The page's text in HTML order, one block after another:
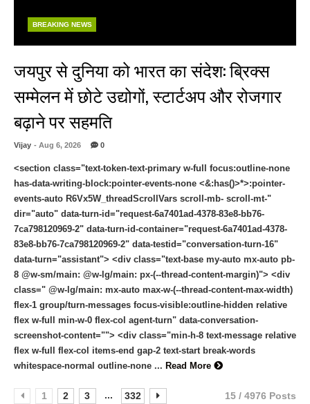
BREAKING NEWS
जयपुर से दुनिया को भारत का संदेश: ब्रिक्स
सम्मेलन में छोटे उद्योगों, स्टार्टअप और रोजगार
बढ़ाने पर सहमति
Vijay - Aug 6, 2026 0
<section class="text-token-text-primary w-full focus:outline-none
has-data-writing-block:pointer-events-none <&:has()>*>:pointer-
events-auto R6Vx5W_threadScrollVars scroll-mb- scroll-mt-"
dir="auto" data-turn-id="request-6a7401ad-4378-83e8-bb76-
7ca798120969-2" data-turn-id-container="request-6a7401ad-4378-
83e8-bb76-7ca798120969-2" data-testid="conversation-turn-16"
data-turn="assistant"> <div class="text-base my-auto mx-auto pb-
8 @w-sm/main: @w-lg/main: px-(--thread-content-margin)"> <div
class=" @w-lg/main: mx-auto max-w-(--thread-content-max-width)
flex-1 group/turn-messages focus-visible:outline-hidden relative
flex w-full min-w-0 flex-col agent-turn" data-conversation-
screenshot-content=""> <div class="min-h-8 text-message relative
flex w-full flex-col items-end gap-2 text-start break-words
whitespace-normal outline-none ... Read More
1 2 3 ... 332 15 / 4976 Posts